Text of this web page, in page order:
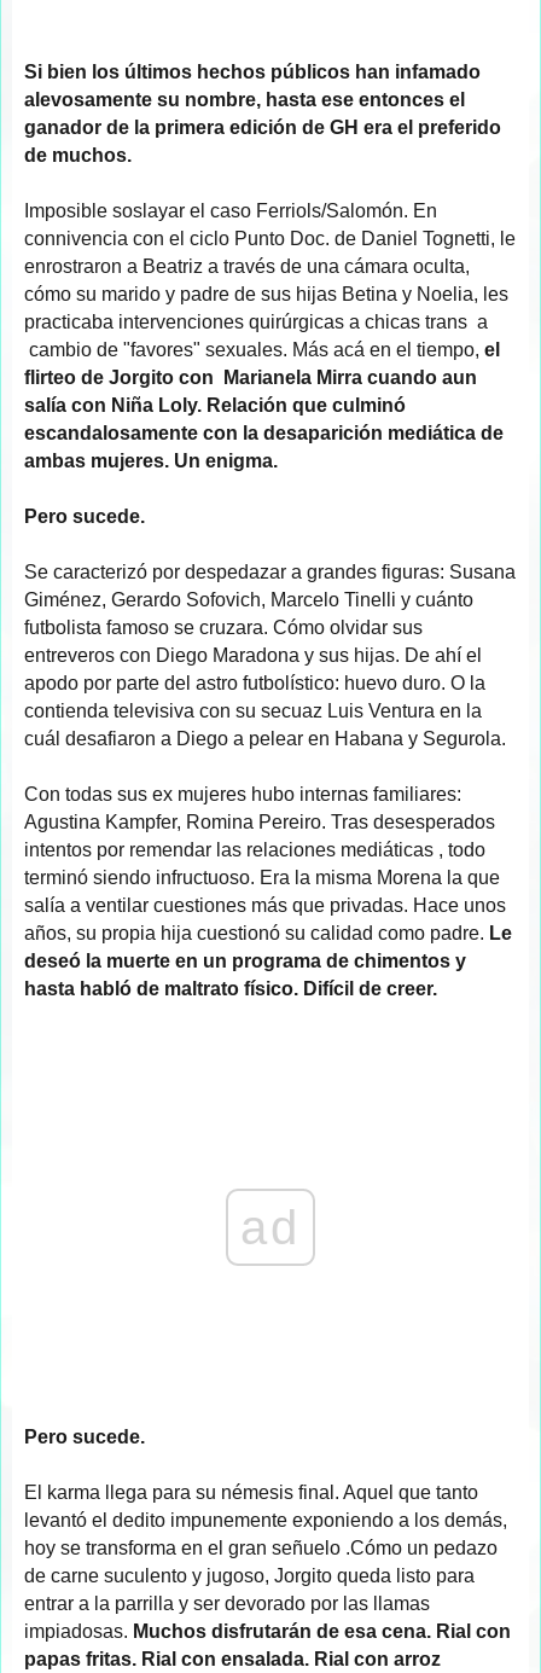
Si bien los últimos hechos públicos han infamado
alevosamente su nombre, hasta ese entonces el
ganador de la primera edición de GH era el preferido
de muchos.
Imposible soslayar el caso Ferriols/Salomón. En
connivencia con el ciclo Punto Doc. de Daniel Tognetti, le
enrostraron a Beatriz a través de una cámara oculta,
cómo su marido y padre de sus hijas Betina y Noelia, les
practicaba intervenciones quirúrgicas a chicas trans a
cambio de "favores" sexuales. Más acá en el tiempo, el
flirteo de Jorgito con Marianela Mirra cuando aun
salía con Niña Loly. Relación que culminó
escandalosamente con la desaparición mediática de
ambas mujeres. Un enigma.
Pero sucede.
Se caracterizó por despedazar a grandes figuras: Susana
Giménez, Gerardo Sofovich, Marcelo Tinelli y cuánto
futbolista famoso se cruzara. Cómo olvidar sus
entreveros con Diego Maradona y sus hijas. De ahí el
apodo por parte del astro futbolístico: huevo duro. O la
contienda televisiva con su secuaz Luis Ventura en la
cuál desafiaron a Diego a pelear en Habana y Segurola.
Con todas sus ex mujeres hubo internas familiares:
Agustina Kampfer, Romina Pereiro. Tras desesperados
intentos por remendar las relaciones mediáticas , todo
terminó siendo infructuoso. Era la misma Morena la que
salía a ventilar cuestiones más que privadas. Hace unos
años, su propia hija cuestionó su calidad como padre. Le
deseó la muerte en un programa de chimentos y
hasta habló de maltrato físico. Difícil de creer.
ad
Pero sucede.
El karma llega para su némesis final. Aquel que tanto
levantó el dedito impunemente exponiendo a los demás,
hoy se transforma en el gran señuelo .Cómo un pedazo
de carne suculento y jugoso, Jorgito queda listo para
entrar a la parrilla y ser devorado por las llamas
impiadosas. Muchos disfrutarán de esa cena. Rial con
papas fritas. Rial con ensalada. Rial con arroz